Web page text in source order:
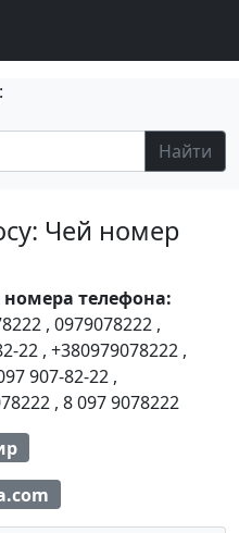
Найти
Чей номер
телефона:
, 0979078222 ,
22 , +380979078222 ,
907-82-22 ,
, 8 097 9078222